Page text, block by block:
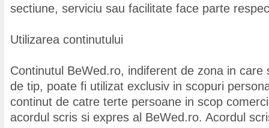
sectiune, serviciu sau facilitate face parte
Utilizarea continutului
Continutul BeWed.ro, indiferent de zona in
de tip, poate fi utilizat exclusiv in scopuri
continut de catre terte persoane in scop
acordul scris si expres al BeWed.ro. Acordul